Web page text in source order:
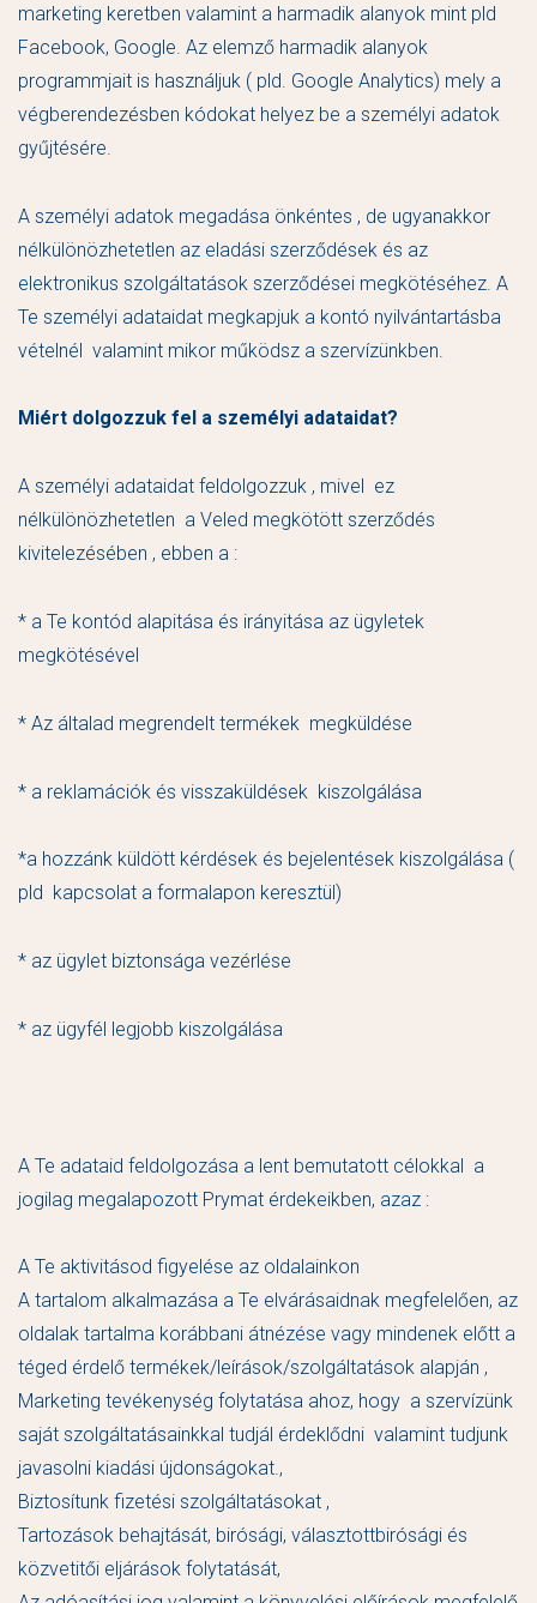
marketing keretben valamint a harmadik alanyok mint pld
Facebook, Google. Az elemző harmadik alanyok
programmjait is használjuk ( pld. Google Analytics) mely a
végberendezésben kódokat helyez be a személyi adatok
gyűjtésére.
A személyi adatok megadása önkéntes , de ugyanakkor
nélkülönözhetetlen az eladási szerződések és az
elektronikus szolgáltatások szerződései megkötéséhez. A
Te személyi adataidat megkapjuk a kontó nyilvántartásba
vételnél valamint mikor működsz a szervízünkben.
Miért dolgozzuk fel a személyi adataidat?
A személyi adataidat feldolgozzuk , mivel ez
nélkülönözhetetlen a Veled megkötött szerződés
kivitelezésében , ebben a :
* a Te kontód alapitása és irányitása az ügyletek
megkötésével
* Az általad megrendelt termékek megküldése
* a reklamációk és visszaküldések kiszolgálása
*a hozzánk küldött kérdések és bejelentések kiszolgálása (
pld kapcsolat a formalapon keresztül)
* az ügylet biztonsága vezérlése
* az ügyfél legjobb kiszolgálása
A Te adataid feldolgozása a lent bemutatott célokkal a
jogilag megalapozott Prymat érdekeikben, azaz :
A Te aktivitásod figyelése az oldalainkon
A tartalom alkalmazása a Te elvárásaidnak megfelelően, az
oldalak tartalma korábbani átnézése vagy mindenek előtt a
téged érdelő termékek/leírások/szolgáltatások alapján ,
Marketing tevékenység folytatása ahoz, hogy a szervízünk
saját szolgáltatásainkkal tudjál érdeklődni valamint tudjunk
javasolni kiadási újdonságokat.,
Biztosítunk fizetési szolgáltatásokat ,
Tartozások behajtását, birósági, választottbirósági és
közvetitői eljárások folytatását,